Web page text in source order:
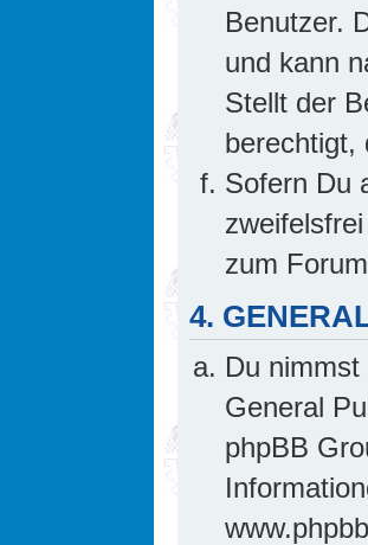
Benutzer.
und kann
Stellt der
berechtigt,
Sofern Du
zum
4.
Du
General
phpBB